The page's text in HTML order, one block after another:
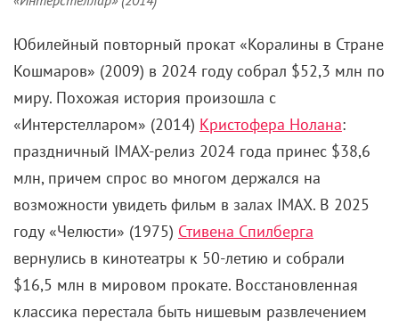
Юбилейный повторный прокат «Коралины в Стране
Кошмаров» (2009) в 2024 году собрал $52,3 млн по
миру. Похожая история произошла с
«Интерстелларом» (2014) Кристофера Нолана:
праздничный IMAX-релиз 2024 года принес $38,6
млн, причем спрос во многом держался на
возможности увидеть фильм в залах IMAX. В 2025
году «Челюсти» (1975) Стивена Спилберга
вернулись в кинотеатры к 50-летию и собрали
$16,5 млн в мировом прокате. Восстановленная
классика перестала быть нишевым развлечением